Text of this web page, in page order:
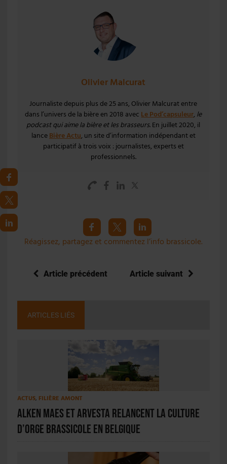
Olivier Malcurat
Journaliste depuis plus de 25 ans, Olivier Malcurat entre
dans l’univers de la bière en 2018 avec Le Pod’capsuleur, le
podcast qui aime la bière et les brasseurs. En juillet 2020, il
lance Bière Actu, un site d’information indépendant et
participatif à trois voix : journalistes, experts et
professionnels.
Réagissez, partagez et commentez l’info brassicole.
Article précédent Article suivant
ARTICLES LIÉS
ACTUS, FILIÈRE AMONT
Alken Maes et Arvesta relancent la culture
d’orge brassicole en Belgique